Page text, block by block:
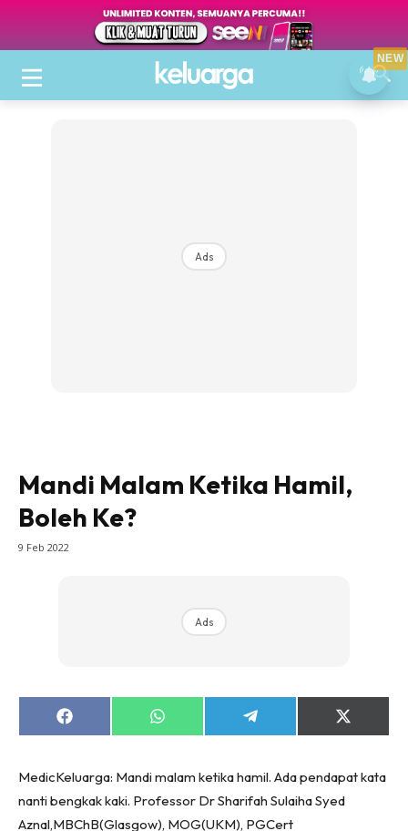
Ads
Mandi Malam Ketika Hamil,
Boleh Ke?
9 Feb 2022
Ads
Share
on
Share
on
Share
on
Share
on
MedicKeluarga: Mandi malam ketika hamil. Ada pendapat kata
nanti bengkak kaki. Professor Dr Sharifah Sulaiha Syed
Aznal,MBChB(Glasgow), MOG(UKM), PGCert
NEW